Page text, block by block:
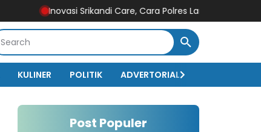
Inovasi Srikandi Care, Cara Polres Lamongan Dekatkan Diri
KULINER POLITIK ADVERTORIAL
Post Populer